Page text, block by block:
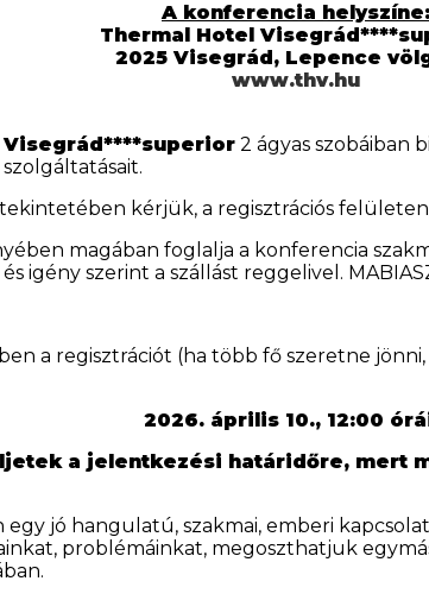
A konferencia helyszíne:
Thermal Hotel
2025 Visegrád, Lepence
www.thv.hu
Visegrád****superior 2 ágyas szobáiban
kérjük, a regisztrációs
magában foglalja a konferencia
igény szerint a szállást reggelivel.
a regisztrációt (ha több fő szeretne
2026. április 10., 12:00
a jelentkezési határidőre, mert
jó hangulatú, szakmai, emberi
problémáinkat, megoszthatjuk